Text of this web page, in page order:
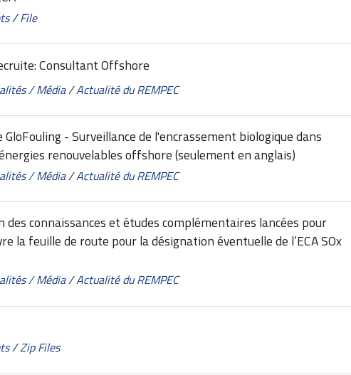
/File
Consultant Offshore
/ Média/Actualité du REMPEC
- Surveillance de l'encrassement biologique dans
renouvelables offshore (seulement en anglais)
/ Média/Actualité du REMPEC
des connaissances et études complémentaires lancées pour
la feuille de route pour la désignation éventuelle de l’ECA SOx
/ Média/Actualité du REMPEC
/Zip Files